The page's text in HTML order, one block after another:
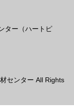
ター（ハートピ
センター All Rights